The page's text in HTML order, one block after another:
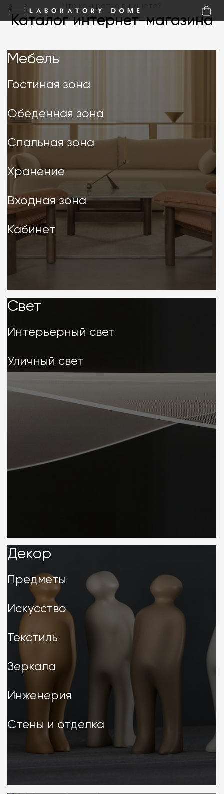
Каталог интернет-магазина
Мебель
Мебель
Гостиная зона
Обеденная зона
Спальная зона
Хранение
Входная зона
Кабинет
Свет
Свет
Интерьерный свет
Уличный свет
Декор
Декор
Предметы
Искусство
Текстиль
Зеркала
Инженерия
Стены и отделка